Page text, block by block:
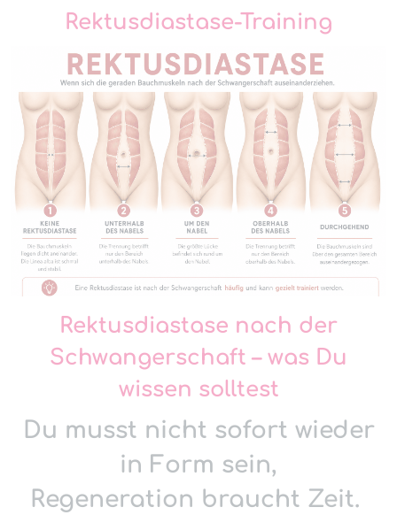
Rektusdiastase-Training
Rektusdiastase nach der
Schwangerschaft – was Du
wissen solltest
Du musst nicht sofort wieder
in Form sein,
Regeneration braucht Zeit.